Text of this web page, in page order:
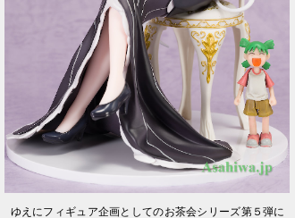
ゆえにフィギュア企画としてのお茶会シリーズ第５弾に